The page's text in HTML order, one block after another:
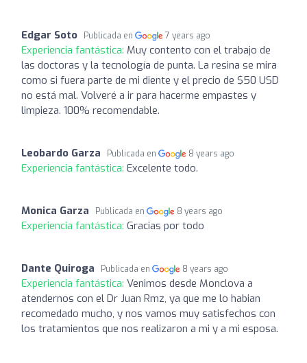
Edgar Soto Publicada en 7 years ago
Experiencia fantástica: Muy contento con el trabajo de
las doctoras y la tecnología de punta. La resina se mira
como si fuera parte de mi diente y el precio de $50 USD
no está mal. Volveré a ir para hacerme empastes y
limpieza. 100% recomendable.
Leobardo Garza Publicada en 8 years ago
Experiencia fantástica: Excelente todo.
Monica Garza Publicada en 8 years ago
Experiencia fantástica: Gracias por todo
Dante Quiroga Publicada en 8 years ago
Experiencia fantástica: Venimos desde Monclova a
atendernos con el Dr Juan Rmz, ya que me lo habian
recomedado mucho, y nos vamos muy satisfechos con
los tratamientos que nos realizaron a mi y a mi esposa.